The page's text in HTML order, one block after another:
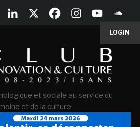
LOGIN
et sociale au service du
et de la culture